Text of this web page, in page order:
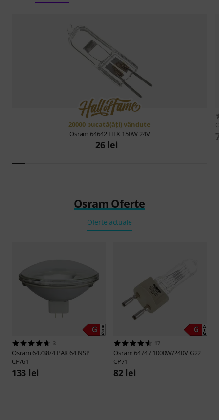
20000 bucată(ăţi) vândute
Osram 64642 HLX 150W 24V
26 lei
Osram Oferte
Oferte actuale
3
Osram 64738/4 PAR 64 NSP
CP/61
133 lei
17
Osram 64747 1000W/240V G22
CP71
82 lei